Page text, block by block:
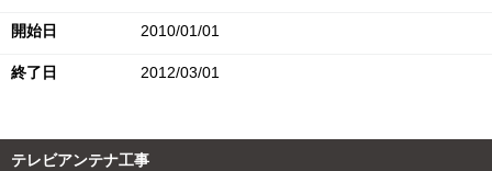
開始日 2010/01/01
終了日 2012/03/01
テレビアンテナ工事